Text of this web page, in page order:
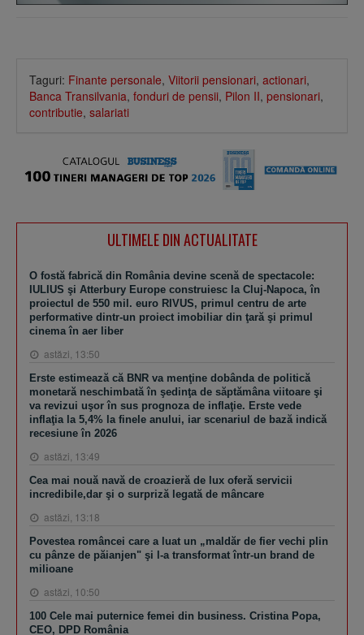
Taguri: Finante personale, Viitorii pensionari, actionari,
Banca Transilvania, fonduri de pensii, Pilon II, pensionari,
contributie, salariati
ULTIMELE DIN ACTUALITATE
O fostă fabrică din România devine scenă de spectacole:
IULIUS şi Atterbury Europe construiesc la Cluj-Napoca, în
proiectul de 550 mil. euro RIVUS, primul centru de arte
performative dintr-un proiect imobiliar din ţară şi primul
cinema în aer liber
astăzi, 13:50
Erste estimează că BNR va menţine dobânda de politică
monetară neschimbată în şedinţa de săptămâna viitoare şi
va revizui uşor în sus prognoza de inflaţie. Erste vede
inflaţia la 5,4% la finele anului, iar scenariul de bază indică
recesiune în 2026
astăzi, 13:49
Cea mai nouă navă de croazieră de lux oferă servicii
incredibile,dar şi o surpriză legată de mâncare
astăzi, 13:18
Povestea româncei care a luat un „maldăr de fier vechi plin
cu pânze de păianjen" şi l-a transformat într-un brand de
milioane
astăzi, 10:50
100 Cele mai puternice femei din business. Cristina Popa,
CEO, DPD România